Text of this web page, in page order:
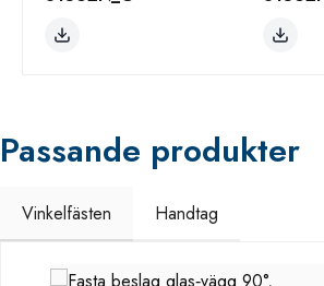
Passande produkter
Vinkelfästen Handtag
Hoppa över produktgalleri